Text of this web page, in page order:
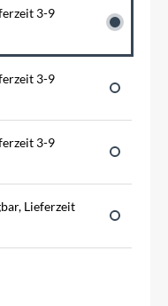
3-9
3-9
3-9
Lieferzeit